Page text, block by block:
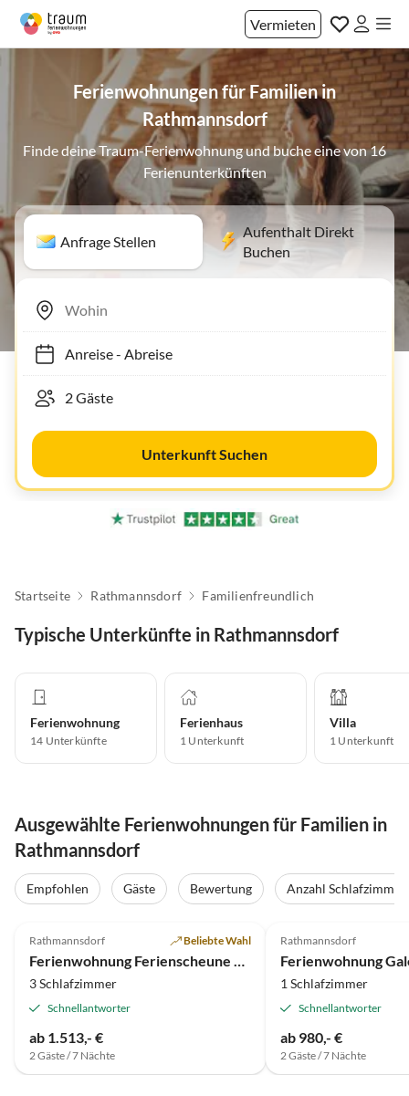
Vermieten
Ferienwohnungen für Familien in
Rathmannsdorf
Finde deine Traum-Ferienwohnung und buche eine von 16
Ferienunterkünften
Anfrage Stellen
Aufenthalt Direkt
Buchen
Anreise- Abreise
Unterkunft Suchen
Startseite Rathmannsdorf Familienfreundlich
Typische Unterkünfte in Rathmannsdorf
Ferienwohnung
14 Unterkünfte
Ferienhaus
1 Unterkunft
Villa
1 Unterkunft
Ausgewählte Ferienwohnungen für Familien in
Rathmannsdorf
Empfohlen Gäste Bewertung
Anzahl Schlafzimmer
Rathmannsdorf Beliebte Wahl
3 Schlafzimmer
Schnellantworter
ab 1.513,- €
2 Gäste / 7 Nächte
Rathmannsdorf
1 Schlafzimmer
Schnellantworter
ab 980,- €
2 Gäste / 7 Nächte